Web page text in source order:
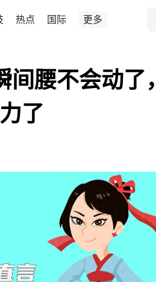
热点 国际 更多
间腰不会动了
了